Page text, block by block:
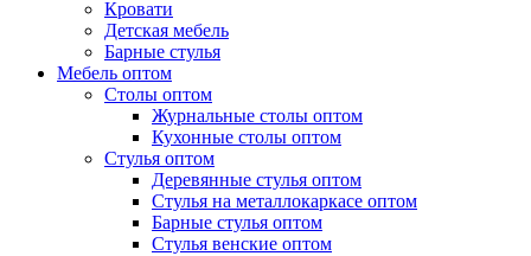
Кровати
Детская мебель
Барные стулья
Мебель оптом
Столы оптом
Журнальные столы оптом
Кухонные столы оптом
Стулья оптом
Деревянные стулья оптом
Стулья на металлокаркасе оптом
Барные стулья оптом
Стулья венские оптом